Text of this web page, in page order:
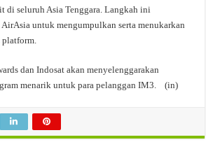
di seluruh Asia Tenggara. Langkah ini
untuk mengumpulkan serta menukarkan
dan Indosat akan menyelenggarakan
menarik untuk para pelanggan IM3. (in)